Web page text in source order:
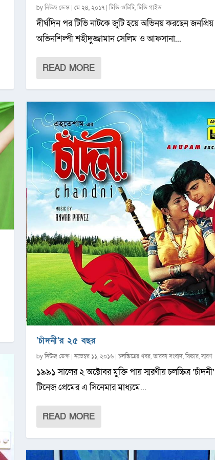
byনিউজ ডেস্ক| মে ২৪, ২০১৭|টিভি-ওটিটি,টিভি গাইড
দীর্ঘদিন পর টিভি নাটকে জুটি হয়ে অভিনয় করছেন
অভিনশিল্পী শহীদুজ্জামান সেলিম ও আফসানা...
READ MORE
‘চাঁদনী’র ২৫ বছর
byনিউজ ডেস্ক|নভেম্বর ১১, ২০১৬|চলচ্চিত্রের খবর,তারকা সংবাদ,ফিচার,স্মরণ
১৯৯১ সালের ২ অক্টোবর মুক্তি পায় স্মরণীয় চলচ্চিত্র
টিনেজ প্রেমের এ সিনেমার মাধ্যমে...
READ MORE